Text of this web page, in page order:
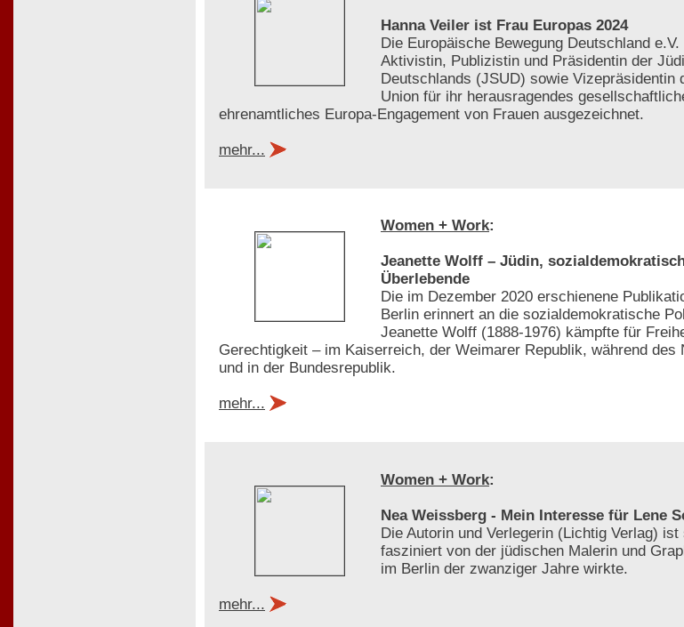
Hanna Veiler ist Frau Europas 2024
Die Europäische Bewegung Deutschland
Aktivistin, Publizistin und Präsidentin der
Deutschlands (JSUD) sowie Vizepräsidentin
Union für ihr herausragendes
ehrenamtliches Europa-Engagement von Frauen ausgezeichnet.
mehr...
Women + Work:
Jeanette Wolff – Jüdin,
Überlebende
Die im Dezember 2020 erschienene
Berlin erinnert an die sozialdemokratische
Jeanette Wolff (1888-1976) kämpfte für
Gerechtigkeit – im Kaiserreich, der Weimarer Republik, während des
und in der Bundesrepublik.
mehr...
Women + Work:
Nea Weissberg - Mein Interesse für Lene
Die Autorin und Verlegerin (Lichtig Verlag)
fasziniert von der jüdischen Malerin und
im Berlin der zwanziger Jahre wirkte.
mehr...